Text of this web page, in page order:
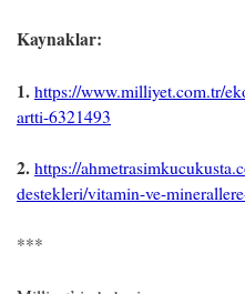
Kaynaklar:
1. https://www.milliyet.com.tr/
artti-6321493
2. https://
destekleri/vitamin-ve-
***